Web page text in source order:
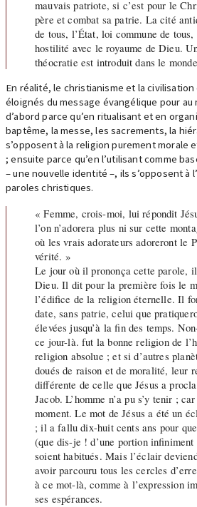
mauvais patriote, si c’est pour le
père et combat sa patrie. La cité
de tous, l’État, loi commune de
hostilité avec le royaume de Dieu.
théocratie est introduit dans le
En réalité, le christianisme et la
éloignés du message évangélique pour au
d’abord parce qu’en ritualisant et en
baptême, la messe, les sacrements, la
s’opposent à la religion purement morale
; ensuite parce qu’en l’utilisant comme
– une nouvelle identité –, ils s’opposent à
paroles christiques.
« Femme, crois-moi, lui répondit
l’on n’adorera plus ni sur cette
où les vrais adorateurs adoreront le
vérité. »
Le jour où il prononça cette parole,
Dieu. Il dit pour la première fois le
l’édifice de la religion éternelle. Il
date, sans patrie, celui que
élevées jusqu’à la fin des temps.
ce jour-là. fut la bonne religion de
religion absolue ; et si d’autres
doués de raison et de moralité, leur
différente de celle que Jésus a
Jacob. L’homme n’a pu s’y tenir ;
moment. Le mot de Jésus a été un
; il a fallu dix-huit cents ans pour
(que dis-je ! d’une portion infiniment
soient habitués. Mais l’éclair
avoir parcouru tous les cercles
à ce mot-là, comme à l’expression
ses espérances.